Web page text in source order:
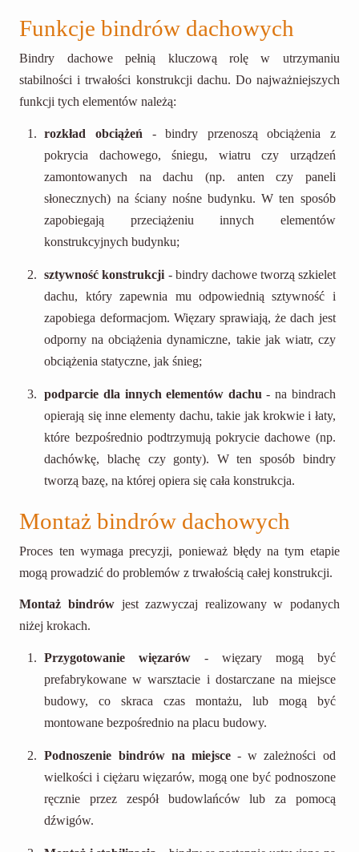
Funkcje bindrów dachowych
Bindry dachowe pełnią kluczową rolę w utrzymaniu
stabilności i trwałości konstrukcji dachu. Do najważniejszych
funkcji tych elementów należą:
rozkład obciążeń - bindry przenoszą obciążenia z
pokrycia dachowego, śniegu, wiatru czy urządzeń
zamontowanych na dachu (np. anten czy paneli
słonecznych) na ściany nośne budynku. W ten sposób
zapobiegają przeciążeniu innych elementów
konstrukcyjnych budynku;
sztywność konstrukcji - bindry dachowe tworzą szkielet
dachu, który zapewnia mu odpowiednią sztywność i
zapobiega deformacjom. Więzary sprawiają, że dach jest
odporny na obciążenia dynamiczne, takie jak wiatr, czy
obciążenia statyczne, jak śnieg;
podparcie dla innych elementów dachu - na bindrach
opierają się inne elementy dachu, takie jak krokwie i łaty,
które bezpośrednio podtrzymują pokrycie dachowe (np.
dachówkę, blachę czy gonty). W ten sposób bindry
tworzą bazę, na której opiera się cała konstrukcja.
Montaż bindrów dachowych
Proces ten wymaga precyzji, ponieważ błędy na tym etapie
mogą prowadzić do problemów z trwałością całej konstrukcji.
Montaż bindrów jest zazwyczaj realizowany w podanych
niżej krokach.
Przygotowanie więzarów - więzary mogą być
prefabrykowane w warsztacie i dostarczane na miejsce
budowy, co skraca czas montażu, lub mogą być
montowane bezpośrednio na placu budowy.
Podnoszenie bindrów na miejsce- w zależności od
wielkości i ciężaru więzarów, mogą one być podnoszone
ręcznie przez zespół budowlańców lub za pomocą
dźwigów.